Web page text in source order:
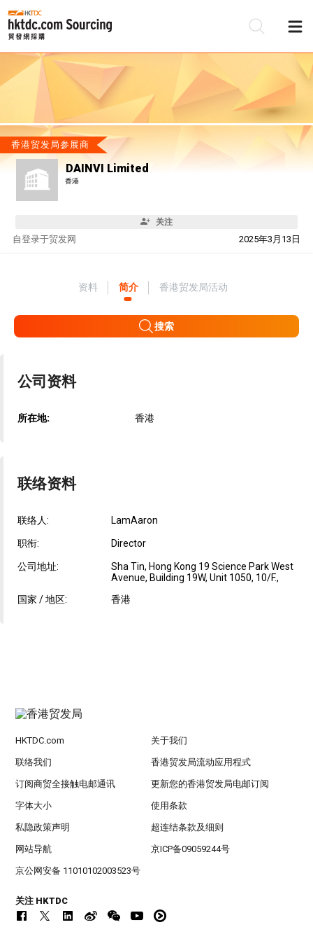
香港贸发局参展商
DAINVI Limited
香港
关注
自 2025年3月13日
登录于贸发网
资料 简介 香港贸发局活动
搜索
公司资料
所在地: 香港
联络资料
联络人: LamAaron
职衔: Director
公司地址:
Sha Tin, Hong Kong 19 Science Park West
Avenue, Building 19W, Unit 1050, 10/F.,
国家 / 地区:
香港
HKTDC.com 关于我们
联络我们 香港贸发局流动应用程式
订阅商贸全接触电邮通讯 更新您的香港贸发局电邮订阅
字体大小 使用条款
私隐政策声明 超连结条款及细则
网站导航 京ICP备09059244号
京公网安备 11010102003523号
关注 HKTDC